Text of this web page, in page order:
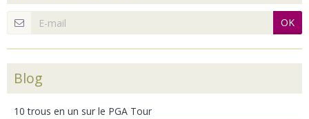
OK
Blog
10 trous en un sur le PGA Tour